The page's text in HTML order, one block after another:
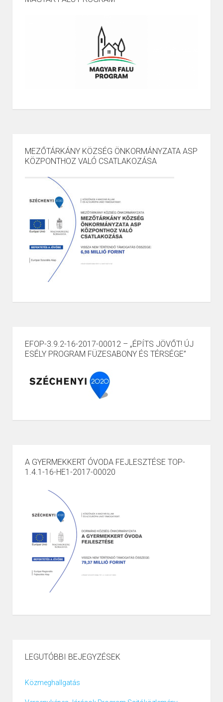
MEZŐTÁRKÁNY KÖZSÉG ÖNKORMÁNYZATA ASP
KÖZPONTHOZ VALÓ CSATLAKOZÁSA
EFOP-3.9.2-16-2017-00012 – „ÉPÍTS JÖVŐT! ÚJ
ESÉLY PROGRAM FÜZESABONY ÉS TÉRSÉGE”
A GYERMEKKERT ÓVODA FEJLESZTÉSE TOP-
1.4.1-16-HE1-2017-00020
LEGUTÓBBI BEJEGYZÉSEK
Közmeghallgatás